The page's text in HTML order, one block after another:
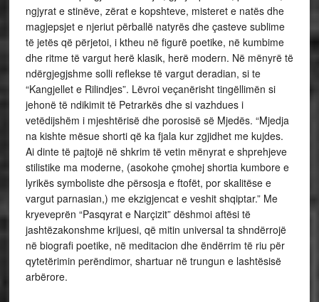
ngjyrat e stinëve, zërat e kopshteve, misteret e natës dhe
magjepsjet e njeriut përballë natyrës dhe çasteve sublime
të jetës që përjetoi, i ktheu në figurë poetike, në kumbime
dhe ritme të vargut herë klasik, herë modern. Në mënyrë të
ndërgjegjshme solli reflekse të vargut deradian, si te
“Kangjellet e Rilindjes”. Lëvroi veçanërisht tingëllimën si
jehonë të ndikimit të Petrarkës dhe si vazhdues i
vetëdijshëm i mjeshtërisë dhe porosisë së Mjedës. “Mjedja
na kishte mësue shorti që ka fjala kur zgjidhet me kujdes.
Ai dinte të pajtojë në shkrim të vetin mënyrat e shprehjeve
stilistike ma moderne, (asokohe çmohej shortia kumbore e
lyrikës symboliste dhe përsosja e ftofët, por skalitëse e
vargut parnasian,) me ekzigjencat e veshit shqiptar.” Me
kryeveprën “Pasqyrat e Narçizit” dëshmoi aftësi të
jashtëzakonshme krijuesi, që mitin universal ta shndërrojë
në biografi poetike, në meditacion dhe ëndërrim të riu për
qytetërimin perëndimor, shartuar në trungun e lashtësisë
arbërore.